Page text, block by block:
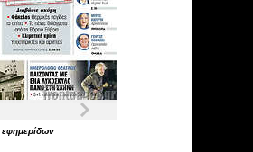
εφημερίδων